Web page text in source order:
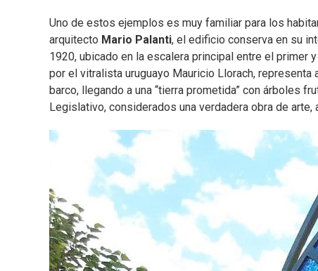
Uno de estos ejemplos es muy familiar para los
arquitecto Mario Palanti, el edificio conserva en su
1920, ubicado en la escalera principal entre el primer
por el vitralista uruguayo Mauricio Llorach, representa
barco, llegando a una “tierra prometida” con árboles
Legislativo, considerados una verdadera obra de